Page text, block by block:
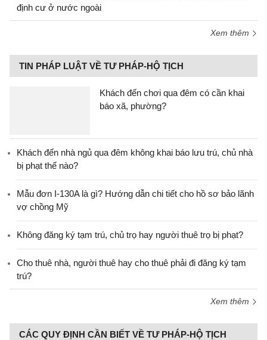
định cư ở nước ngoài
Xem thêm
TIN PHÁP LUẬT VỀ TƯ PHÁP-HỘ TỊCH
Khách đến chơi qua đêm có cần khai
báo xã, phường?
Khách đến nhà ngủ qua đêm không khai báo lưu trú, chủ nhà
bị phạt thế nào?
Mẫu đơn I-130A là gì? Hướng dẫn chi tiết cho hồ sơ bảo lãnh
vợ chồng Mỹ
Không đăng ký tạm trú, chủ trọ hay người thuê trọ bị phạt?
Cho thuê nhà, người thuê hay cho thuê phải đi đăng ký tạm
trú?
Xem thêm
CÁC QUY ĐỊNH CẦN BIẾT VỀ TƯ PHÁP-HỘ TỊCH